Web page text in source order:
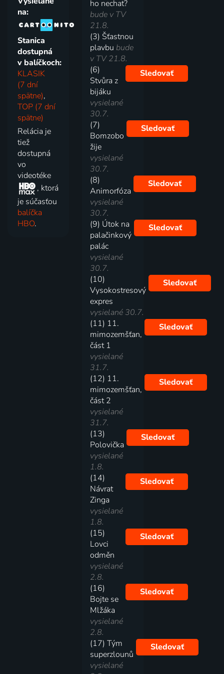
na:
Stanica
dostupná
v balíčkoch:
KLASIK
(7 dní
spätne),
TOP (7 dní
spätne)
Relácia je
tiež
dostupná
vo
videotéke
, ktorá
je súčasťou
balíčka
HBO.
ho nechat?
bude v TV
21.8.
(3) Šťastnou
plavbubude
v TV 21.8.
(6)
Stvůra z
bijáku
vysielané
30.7.
Sledovať
(7)
Bomzobo
žije
vysielané
30.7.
Sledovať
(8)
Animorfóza
vysielané
30.7.
Sledovať
(9) Útok na
palačinkový
palác
vysielané
30.7.
Sledovať
(10)
Vysokostresový
expres
vysielané 30.7.
Sledovať
(11) 11.
mimozemšťan,
část 1
vysielané
31.7.
Sledovať
(12) 11.
mimozemšťan,
část 2
vysielané
31.7.
Sledovať
(13)
Polovička
vysielané
1.8.
Sledovať
(14)
Návrat
Zinga
vysielané
1.8.
Sledovať
(15)
Lovci
odměn
vysielané
2.8.
Sledovať
(16)
Bojte se
Mlžáka
vysielané
2.8.
Sledovať
(17) Tým
superzlounů
vysielané
Sledovať